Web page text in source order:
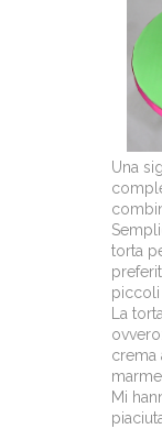
Una
torta
piccoli
La
crema
Mi